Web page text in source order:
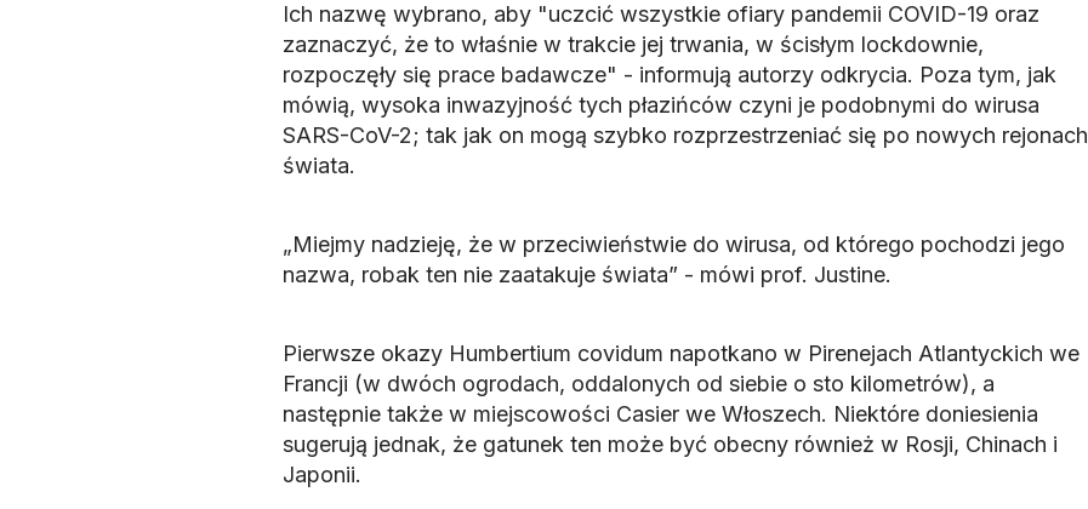
Ich nazwę wybrano, aby "uczcić wszystkie ofiary pandemii COVID-19 oraz
zaznaczyć, że to właśnie w trakcie jej trwania, w ścisłym lockdownie,
rozpoczęły się prace badawcze" - informują autorzy odkrycia. Poza tym, jak
mówią, wysoka inwazyjność tych płazińców czyni je podobnymi do wirusa
SARS-CoV-2; tak jak on mogą szybko rozprzestrzeniać się po nowych rejonach
świata.
„Miejmy nadzieję, że w przeciwieństwie do wirusa, od którego pochodzi jego
nazwa, robak ten nie zaatakuje świata” - mówi prof. Justine.
Pierwsze okazy Humbertium covidum napotkano w Pirenejach Atlantyckich we
Francji (w dwóch ogrodach, oddalonych od siebie o sto kilometrów), a
następnie także w miejscowości Casier we Włoszech. Niektóre doniesienia
sugerują jednak, że gatunek ten może być obecny również w Rosji, Chinach i
Japonii.